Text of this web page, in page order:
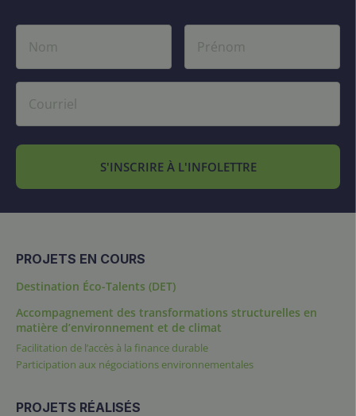
S'INSCRIRE À L'INFOLETTRE
PROJETS EN COURS
Destination Éco-Talents (DET)
Accompagnement des transformations structurelles en
matière d’environnement et de climat
Facilitation de l’accès à la finance durable
Participation aux négociations environnementales
PROJETS RÉALISÉS